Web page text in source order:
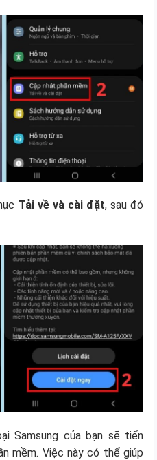
Tải về và cài đặt, sau đó
Samsung của bạn sẽ tiến
mềm. Việc này có thể giúp